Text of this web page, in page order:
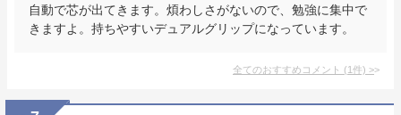
自動で芯が出てきます。煩わしさがないので、勉強に集中で
きますよ。持ちやすいデュアルグリップになっています。
全てのおすすめコメント (1件) >